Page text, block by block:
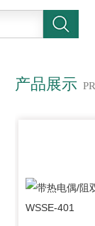
产品展示